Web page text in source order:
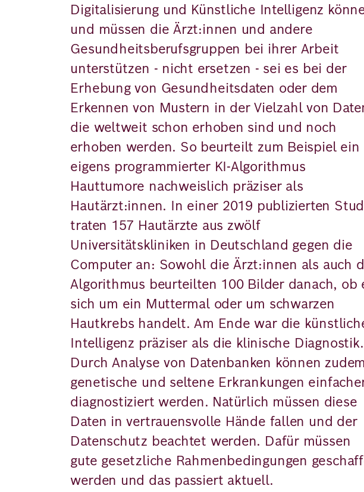
Digitalisierung und Künstliche Intelligenz
und müssen die Ärzt:innen und andere
Gesundheitsberufsgruppen bei ihrer Arbeit
unterstützen - nicht ersetzen - sei es bei der
Erhebung von Gesundheitsdaten oder dem
Erkennen von Mustern in der Vielzahl von
die weltweit schon erhoben sind und noch
erhoben werden. So beurteilt zum Beispiel ein
eigens programmierter KI-Algorithmus
Hauttumore nachweislich präziser als
Hautärzt:innen. In einer 2019 publizierten
traten 157 Hautärzte aus zwölf
Universitätskliniken in Deutschland gegen die
Computer an: Sowohl die Ärzt:innen als auch
Algorithmus beurteilten 100 Bilder danach, ob
sich um ein Muttermal oder um schwarzen
Hautkrebs handelt. Am Ende war die
Intelligenz präziser als die klinische Diagnostik.
Durch Analyse von Datenbanken können zudem
genetische und seltene Erkrankungen
diagnostiziert werden. Natürlich müssen diese
Daten in vertrauensvolle Hände fallen und der
Datenschutz beachtet werden. Dafür müssen
gute gesetzliche Rahmenbedingungen
werden und das passiert aktuell.